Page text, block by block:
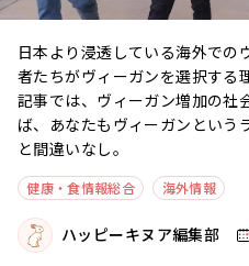
日本より浸透している海外での
者たちがヴィーガンを選択す
記事では、ヴィーガン増加の社
ば、あなたもヴィーガンという
と間違いなし。
健康・食情報総合 海外情報
ハッピーキヌア編集部